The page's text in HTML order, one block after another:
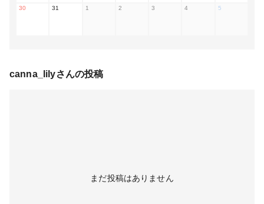
30 31 1 2 3 4 5
canna_lilyさんの投稿
まだ投稿はありません